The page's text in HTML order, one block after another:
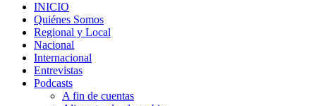
INICIO
Quiénes Somos
Regional y Local
Nacional
Internacional
Entrevistas
Podcasts
A fin de cuentas